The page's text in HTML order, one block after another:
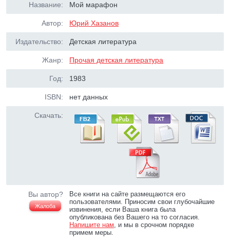
Название: Мой марафон
Автор: Юрий Хазанов
Издательство: Детская литература
Жанр: Прочая детская литература
Год: 1983
ISBN: нет данных
Скачать:
Вы автор?
Жалоба
Все книги на сайте размещаются его
пользователями. Приносим свои глубочайшие
извинения, если Ваша книга была
опубликована без Вашего на то согласия.
Напишите нам, и мы в срочном порядке
примем меры.